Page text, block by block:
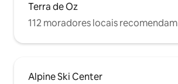
Terra de Oz
112 moradores locais recomendam
Alpine Ski Center